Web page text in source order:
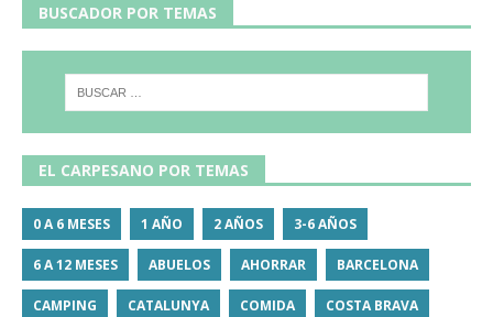
BUSCADOR POR TEMAS
EL CARPESANO POR TEMAS
0 A 6 MESES 1 AÑO 2 AÑOS 3-6 AÑOS
6 A 12 MESES ABUELOS AHORRAR BARCELONA
CAMPING CATALUNYA COMIDA COSTA BRAVA